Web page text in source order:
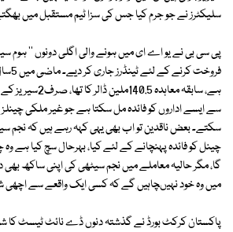
سلیکٹرز نے جو جرم کیا جس کی سزا ٹیم مستقبل میں
پی سی بی نے یو اے ای میں ہونے والی اگلی دونوں '' ہوم
فروخت
ہے، سابقہ معاہدہ
سے ایسے اداروں کو فائدہ مل سکتا ہے جو غیر ملکی چینلز
سکتے۔ بعض ناقدین تو اب بھی یہی کہہ رہے ہیں کہ نجم
چینل کو فائدہ پہنچانے کے لئے کیا، بہرحال سچ کیا ہے
گا، مگر حالیہ معاملے میں نجم سیٹھی کی اپنی ساکھ
میں وہ خود نہیںچاہیں گے کہ کسی ایک واقعے سے اچھی
پاکستان کرکٹ بورڈ نے گذشتہ دنوں ڈے نائٹ ٹیسٹ کا